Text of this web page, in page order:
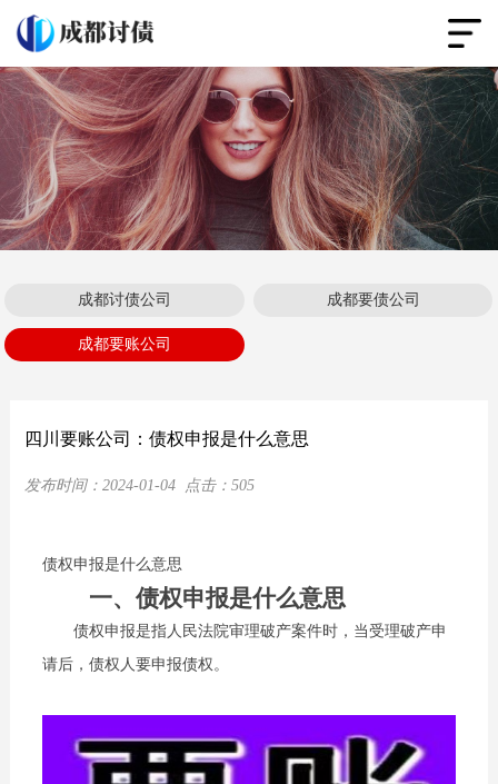
成都讨债公司 成都要债公司
成都要账公司
四川要账公司：债权申报是什么意思
发布时间： 2024-01-04点击： 505
债权申报是什么意思
一、债权申报是什么意思
债权申报是指人民法院审理破产案件时，当受理破产申
请后，债权人要申报债权。